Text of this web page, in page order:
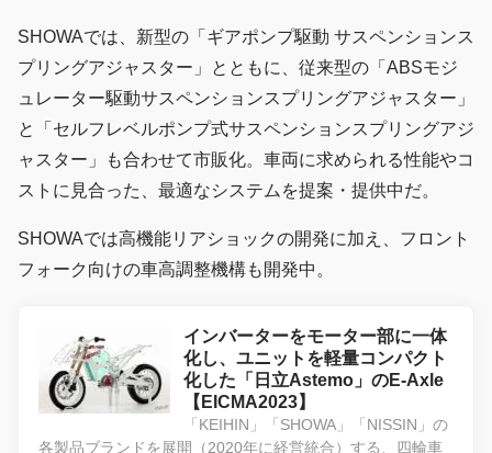
SHOWAでは、新型の「ギアポンプ駆動 サスペンションス
プリングアジャスター」とともに、従来型の「ABSモジ
ュレーター駆動サスペンションスプリングアジャスター」
と「セルフレベルポンプ式サスペンションスプリングアジ
ャスター」も合わせて市販化。車両に求められる性能やコ
ストに見合った、最適なシステムを提案・提供中だ。
SHOWAでは高機能リアショックの開発に加え、フロント
フォーク向けの車高調整機構も開発中。
インバーターをモーター部に一体
化し、ユニットを軽量コンパクト
化した「日立Astemo」のE-Axle
【EICMA2023】
「KEIHIN」「SHOWA」「NISSIN」の
各製品ブランドを展開（2020年に経営統合）する、四輪車